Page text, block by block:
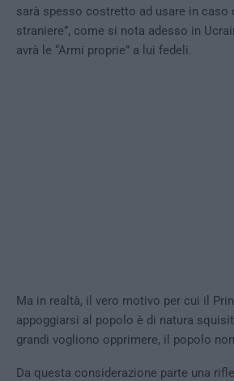
sarà spesso costretto ad usare in caso
straniere”, come si nota adesso in
avrà le “Armi proprie” a lui fedeli.
Ma in realtà, il vero motivo per cui il
appoggiarsi al popolo è di natura
grandi vogliono opprimere, il popolo
Da questa considerazione parte una